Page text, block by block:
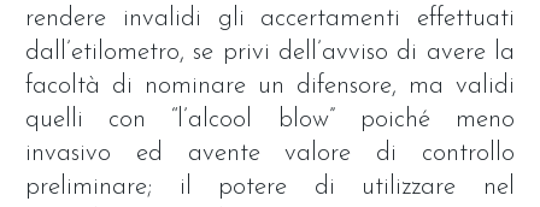
rendere invalidi gli accertamenti effettuati
dall’etilometro, se privi dell’avviso di avere la
facoltà di nominare un difensore, ma validi
quelli con “l’alcool blow” poiché meno
invasivo ed avente valore di controllo
preliminare; il potere di utilizzare nel